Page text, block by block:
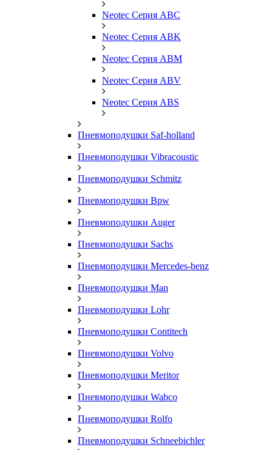
Neotec Серия ABC
Neotec Серия ABK
Neotec Серия ABM
Neotec Серия ABV
Neotec Серия ABS
Пневмоподушки Saf-holland
Пневмоподушки Vibracoustic
Пневмоподушки Schmitz
Пневмоподушки Bpw
Пневмоподушки Auger
Пневмоподушки Sachs
Пневмоподушки Mercedes-benz
Пневмоподушки Man
Пневмоподушки Lohr
Пневмоподушки Contitech
Пневмоподушки Volvo
Пневмоподушки Meritor
Пневмоподушки Wabco
Пневмоподушки Rolfo
Пневмоподушки Schneebichler